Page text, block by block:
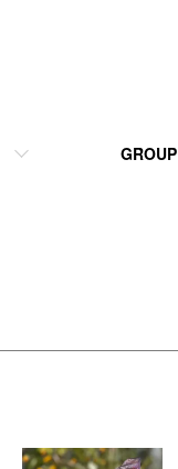
GROUP